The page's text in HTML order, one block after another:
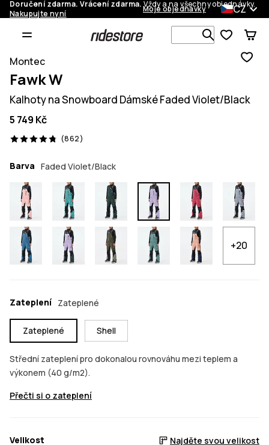
Doručení zdarma. Vrácení zdarma.Vždy a na všechny objednávky.
Nakupujte nyní
Moje objednávky CZ
Vyhledávej
Montec
Fawk W
Kalhoty na Snowboard Dámské Faded Violet/Black
5 749 Kč
(862)
862 recenze, 4.8/5
Barva Faded Violet/Black
+20
Zateplení Zateplené
Zateplené Shell
Střední zateplení pro dokonalou rovnováhu mezi teplem a
výkonem (40 g/m2).
Přečti si o zateplení
Velikost Najděte svou velikost